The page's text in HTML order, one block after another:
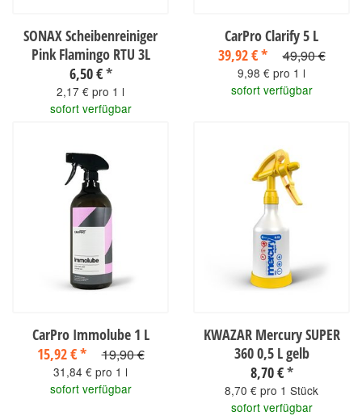
SONAX Scheibenreiniger
Pink Flamingo RTU 3L
6,50 €*
2,17 € pro 1 l
sofort verfügbar
CarPro Clarify 5 L
39,92 €* 49,90 €
9,98 € pro 1 l
sofort verfügbar
CarPro Immolube 1 L
15,92 €* 19,90 €
31,84 € pro 1 l
sofort verfügbar
KWAZAR Mercury SUPER
360 0,5 L gelb
8,70 €*
8,70 € pro 1 Stück
sofort verfügbar